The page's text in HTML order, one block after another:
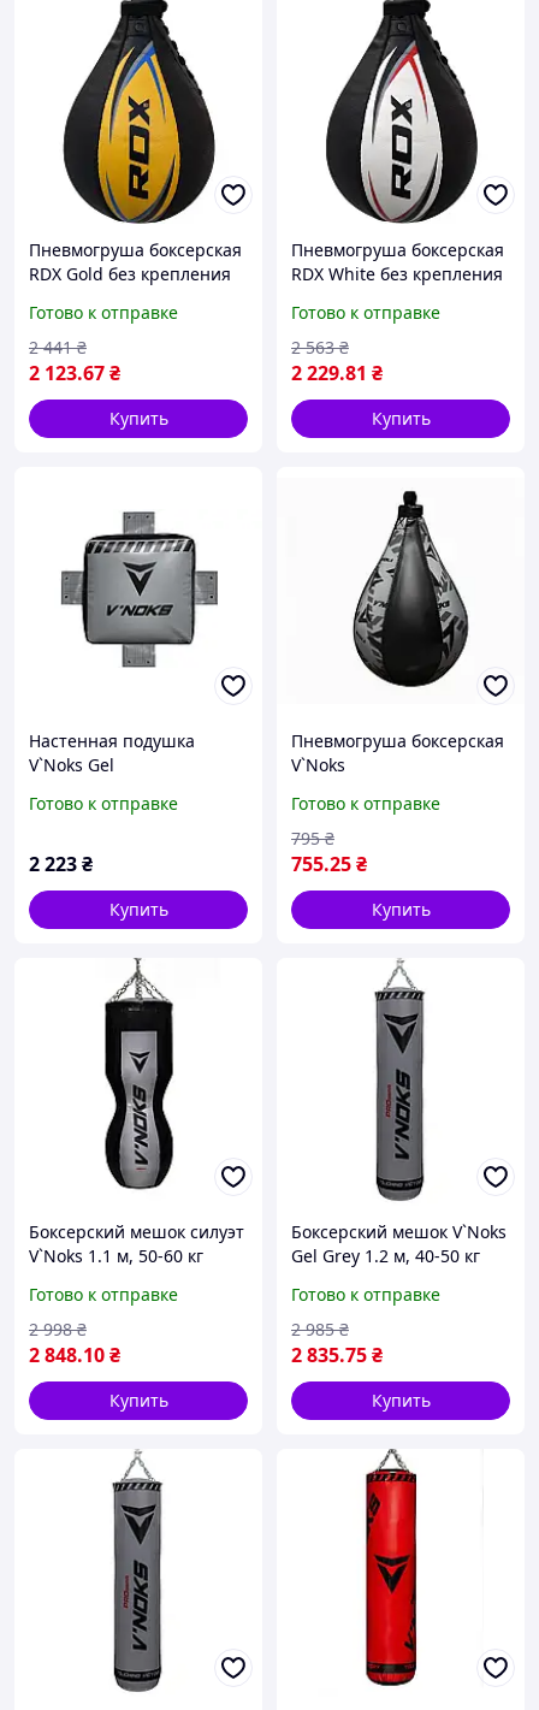
Пневмогруша боксерская
RDX Gold без крепления
Готово к отправке
2 123.67₴
2 441 ₴
Купить
Пневмогруша боксерская
RDX White без крепления
Готово к отправке
2 229.81 ₴
2 563 ₴
Купить
Настенная подушка
V`Noks Gel
Готово к отправке
2 223₴
Купить
Пневмогруша боксерская
V`Noks
Готово к отправке
755.25₴
795 ₴
Купить
Боксерский мешок силуэт
V`Noks 1.1 м, 50-60 кг
Готово к отправке
2 848.10₴
2 998 ₴
Купить
Боксерский мешок V`Noks
Gel Grey 1.2 м, 40-50 кг
Готово к отправке
2 835.75₴
2 985 ₴
Купить